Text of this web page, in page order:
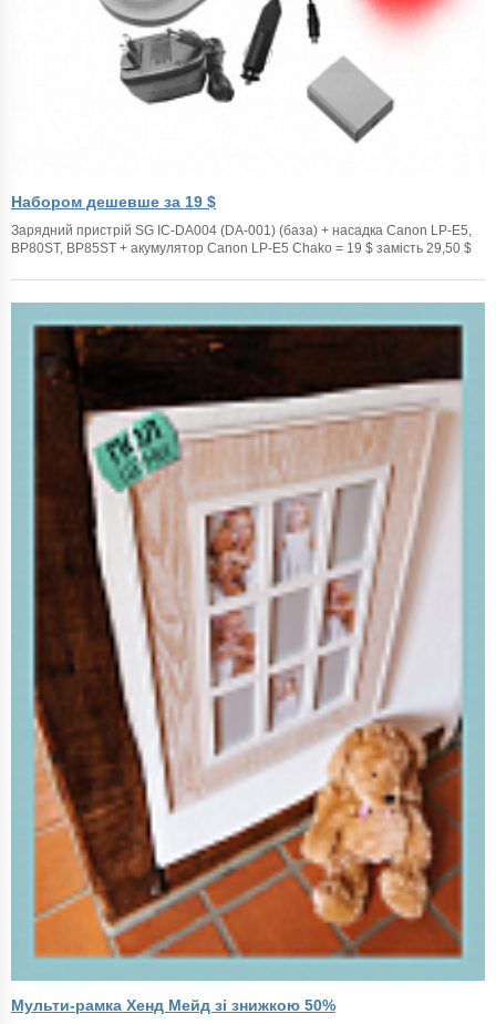
Набором дешевше за 19 $
Зарядний пристрій SG IC-DA004 (DA-001) (база) + насадка Canon LP-E5,
BP80ST, BP85ST + акумулятор Canon LP-E5 Chako = 19 $ замість 29,50 $
Мульти-рамка Хенд Мейд зі знижкою 50%